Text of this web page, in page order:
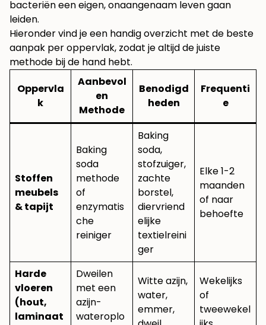
bacteriën een eigen, onaangenaam leven gaan
leiden.
Hieronder vind je een handig overzicht met de beste
aanpak per oppervlak, zodat je altijd de juiste
methode bij de hand hebt.
Oppervla
k
Aanbevol
en
Methode
Benodigd
heden
Frequenti
e
Stoffen
meubels
& tapijt
Baking
soda
methode
of
enzymatis
che
reiniger
Baking
soda,
stofzuiger,
zachte
borstel,
diervriend
elijke
textielreini
ger
Elke 1-2
maanden
of naar
behoefte
Harde
vloeren
(hout,
laminaat
Dweilen
met een
azijn-
wateroplo
Witte azijn,
water,
emmer,
Wekelijks
of
tweewekel